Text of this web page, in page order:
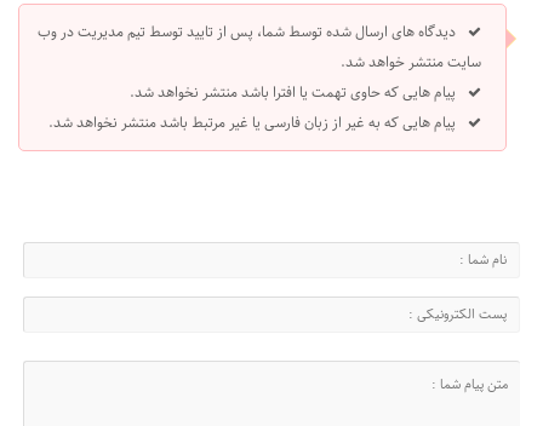
دیدگاه های ارسال شده توسط شما، پس از تایید توسط تیم مدیریت در وب
سایت منتشر خواهد شد.
پیام هایی که حاوی تهمت یا افترا باشد منتشر نخواهد شد.
پیام هایی که به غیر از زبان فارسی یا غیر مرتبط باشد منتشر نخواهد شد.